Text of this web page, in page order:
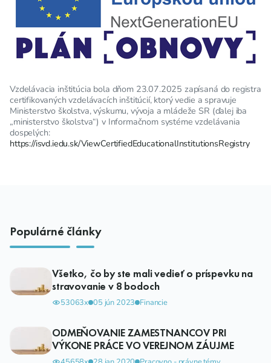
Vzdelávacia inštitúcia bola dňom 23.07.2025 zapísaná do registra
certifikovaných vzdelávacích inštitúcií, ktorý vedie a spravuje
Ministerstvo školstva, výskumu, vývoja a mládeže SR (ďalej iba
„ministerstvo školstva“) v Informačnom systéme vzdelávania
dospelých:
https://isvd.iedu.sk/ViewCertifiedEducationalInstitutionsRegistry
Populárné články
Všetko, čo by ste mali vedieť o príspevku na
stravovanie v 8 bodoch
53063x 05 jún 2023 Financie
ODMEŇOVANIE ZAMESTNANCOV PRI
VÝKONE PRÁCE VO VEREJNOM ZÁUJME